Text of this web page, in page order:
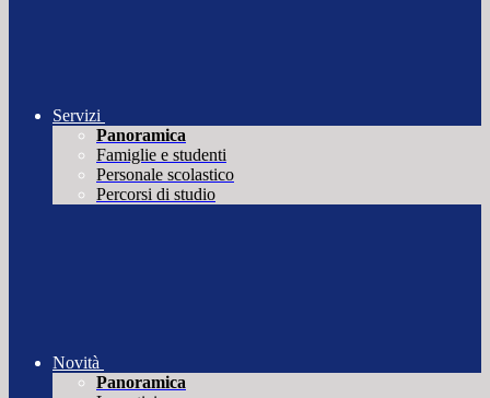
Servizi
Panoramica
Famiglie e studenti
Personale scolastico
Percorsi di studio
Novità
Panoramica